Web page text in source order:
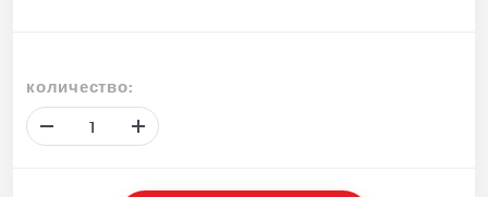
количество: